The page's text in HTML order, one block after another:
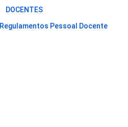
DOCENTES
Regulamentos Pessoal Docente